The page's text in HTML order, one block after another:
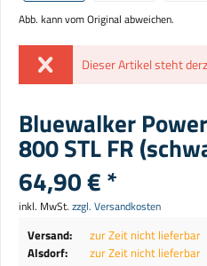
Abb. kann vom Original abweichen.
Dieser Artikel steht
Bluewalker
800 STL FR
64,90 € *
inkl. MwSt. zzgl. Versandkosten
Versand:
zur Zeit nicht lieferbar
Alsdorf:
zur Zeit nicht lieferbar